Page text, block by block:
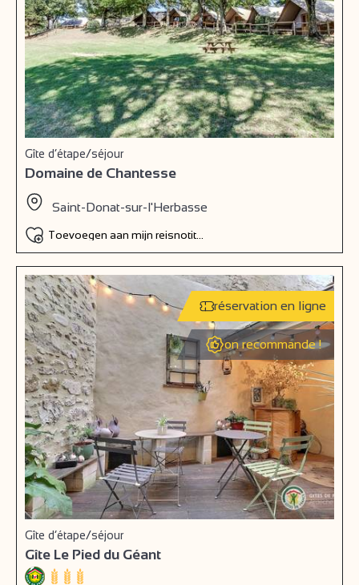
Gîte d’étape/séjour
Domaine de Chantesse
Saint-Donat-sur-l'Herbasse
Toevoegen aan mijn reisnotitieboek
réservation en ligne
on recommande !
Gîte d’étape/séjour
Gîte Le Pied du Géant